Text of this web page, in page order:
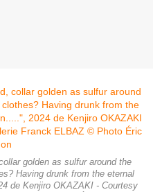
golden as sulfur around the
Having drunk from the eternal
de Kenjiro OKAZAKI - Courtesy